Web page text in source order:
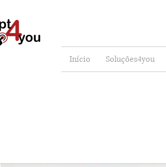
Início Soluções4you